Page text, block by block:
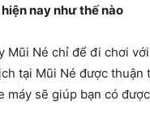
nay như thế nào
Mũi Né chỉ để đi chơi
tại Mũi Né được
máy sẽ giúp bạn có